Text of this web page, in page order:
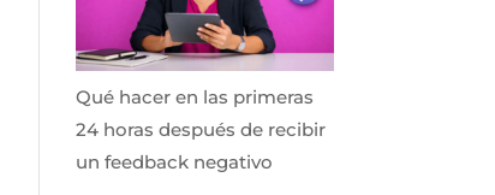
Qué hacer en las primeras
24 horas después de recibir
un feedback negativo